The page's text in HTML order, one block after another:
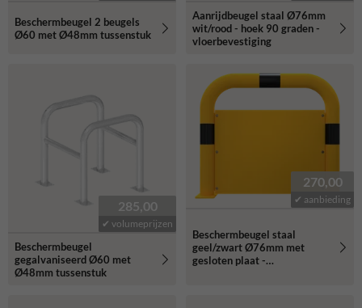
Beschermbeugel 2 beugels
Ø60 met Ø48mm tussenstuk
Aanrijdbeugel staal Ø76mm
wit/rood - hoek 90 graden -
vloerbevestiging
285,00
✔ volumeprijzen
Beschermbeugel
gegalvaniseerd Ø60 met
Ø48mm tussenstuk
270,00
✔ aanbieding
Beschermbeugel staal
geel/zwart Ø76mm met
gesloten plaat -